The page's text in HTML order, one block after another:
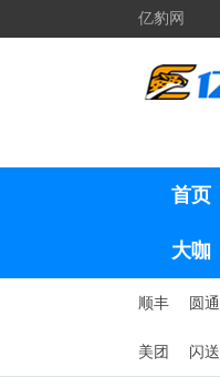
亿豹网
首页
大咖
顺丰 圆通
美团 闪送